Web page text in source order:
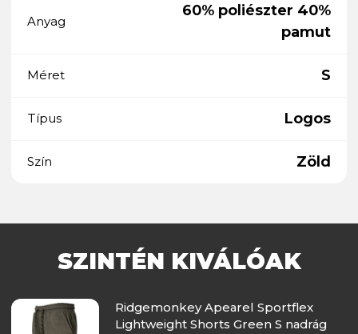
Anyag
60% poliészter 40%
pamut
Méret S
Típus Logos
Szín Zöld
SZINTÉN KIVÁLÓAK
Ridgemonkey Apearel Sportflex
Lightweight Shorts Green S nadrág